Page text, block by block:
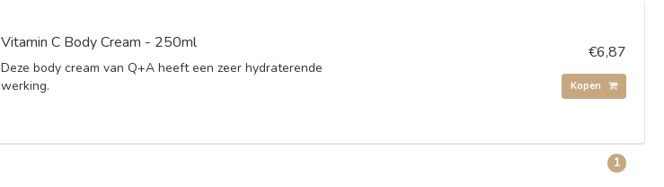
Vitamin C Body Cream - 250ml
Deze body cream van Q+A heeft een zeer hydraterende
werking.
€6,87
Kopen
1